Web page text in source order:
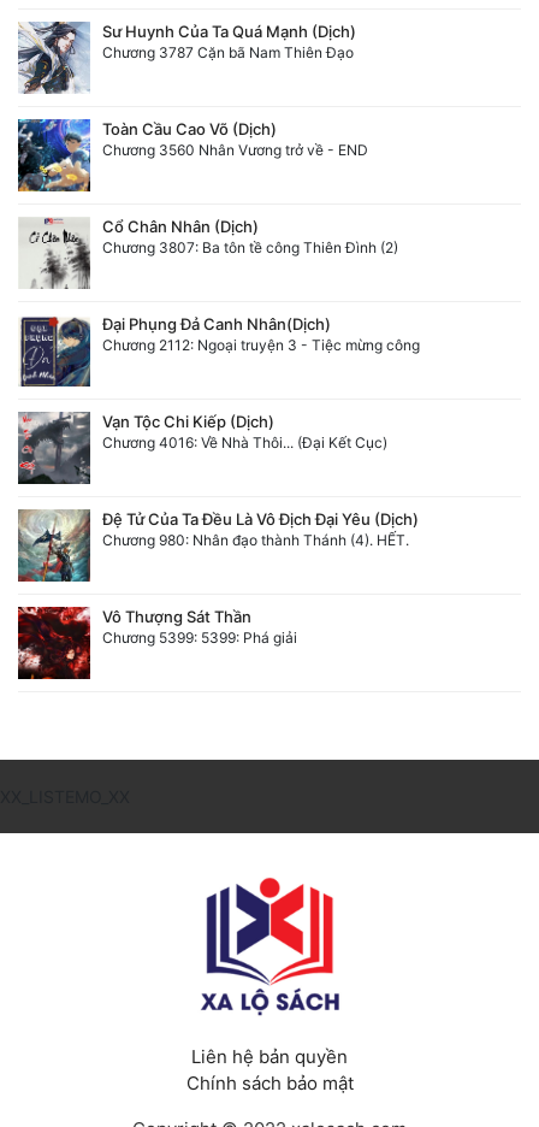
Sư Huynh Của Ta Quá Mạnh (Dịch)
Chương 3787 Cặn bã Nam Thiên Đạo
Toàn Cầu Cao Võ (Dịch)
Chương 3560 Nhân Vương trở về - END
Cổ Chân Nhân (Dịch)
Chương 3807: Ba tôn tề công Thiên Đình (2)
Đại Phụng Đả Canh Nhân(Dịch)
Chương 2112: Ngoại truyện 3 - Tiệc mừng công
Vạn Tộc Chi Kiếp (Dịch)
Chương 4016: Về Nhà Thôi... (Đại Kết Cục)
Đệ Tử Của Ta Đều Là Vô Địch Đại Yêu (Dịch)
Chương 980: Nhân đạo thành Thánh (4). HẾT.
Vô Thượng Sát Thần
Chương 5399: 5399: Phá giải
Liên hệ bản quyền
Chính sách bảo mật